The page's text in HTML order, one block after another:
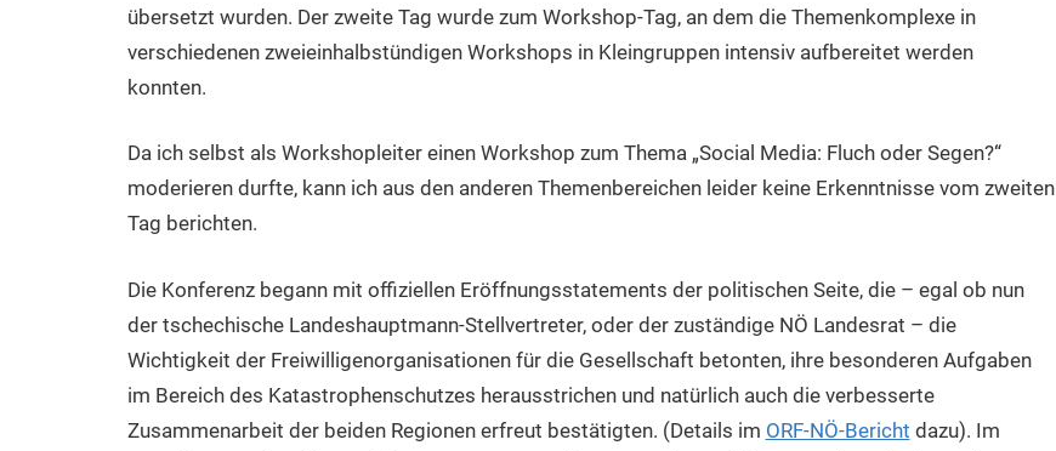
übersetzt wurden. Der zweite Tag wurde zum Workshop-Tag, an dem die Themenkomplexe in
verschiedenen zweieinhalbstündigen Workshops in Kleingruppen intensiv aufbereitet werden
konnten.
Da ich selbst als Workshopleiter einen Workshop zum Thema „Social Media: Fluch oder Segen?“
moderieren durfte, kann ich aus den anderen Themenbereichen leider keine Erkenntnisse vom zweiten
Tag berichten.
Die Konferenz begann mit offiziellen Eröffnungsstatements der politischen Seite, die – egal ob nun
der tschechische Landeshauptmann-Stellvertreter, oder der zuständige NÖ Landesrat – die
Wichtigkeit der Freiwilligenorganisationen für die Gesellschaft betonten, ihre besonderen Aufgaben
im Bereich des Katastrophenschutzes herausstrichen und natürlich auch die verbesserte
Zusammenarbeit der beiden Regionen erfreut bestätigten. (Details im ORF-NÖ-Bericht dazu). Im